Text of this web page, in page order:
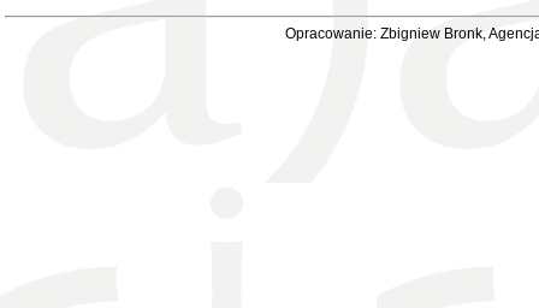
Opracowanie: Zbigniew Bronk,